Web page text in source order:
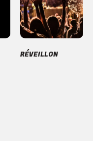
RÉVEILLON